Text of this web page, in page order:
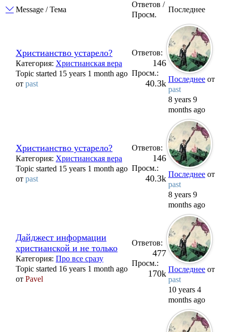
Message / Тема
Ответов /
Просм.
Последнее
Христианство устарело?
Категория: Христианская вера
Topic started 15 years 1 month ago
от past
Ответов:
146
Просм.:
40.3k Последнее от
past
8 years 9
months ago
Христианство устарело?
Категория: Христианская вера
Topic started 15 years 1 month ago
от past
Ответов:
146
Просм.:
40.3k Последнее от
past
8 years 9
months ago
Дайджест информации
христианской и не только
Категория: Про все сразу
Topic started 16 years 1 month ago
от Pavel
Ответов:
477
Просм.:
170k Последнее от
past
10 years 4
months ago